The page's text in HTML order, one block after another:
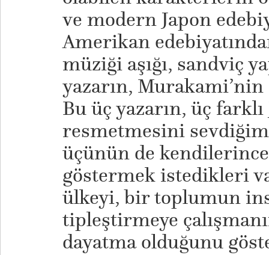
ve modern Japon
Amerikan
müziği aşığı, sandviç
yazarın,
Bu üç yazarın, üç farklı
resmetmesini
üçünün de
göstermek istedikleri
ülkeyi, bir toplumun
tipleştirmeye
dayatma olduğunu